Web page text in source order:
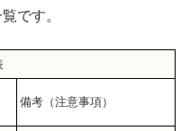
です。
備考（注意事項）